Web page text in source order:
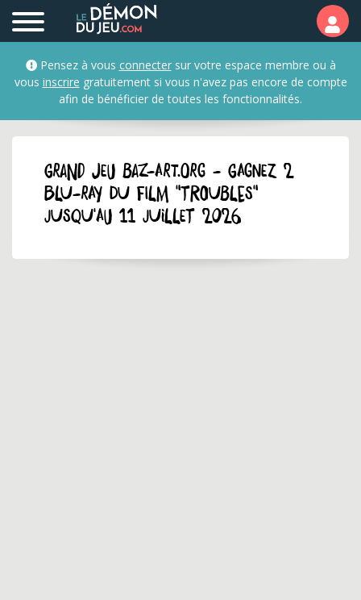
Pensez à vous connectersur votre espace membre ou à
vous inscrire gratuitement si vous n'avez pas encore de compte
afin de bénéficier de toutes les fonctionnalités.
GRAND JEU baz-art.org - Gagnez 2
Blu-Ray du film "Troubles"
jusqu'au 11 juillet 2026